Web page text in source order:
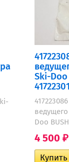
Ski-Doo
Doo
4 500 ₽